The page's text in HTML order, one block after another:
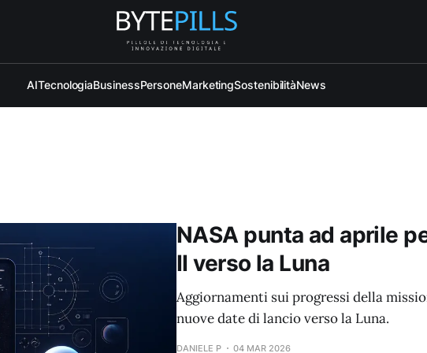
AITecnologiaBusinessPersoneMarketingSostenibilitàNews
NASA punta ad aprile
II verso la Luna
Aggiornamenti sui progressi della
nuove date di lancio verso la Luna.
DANIELE P 04 MAR 2026